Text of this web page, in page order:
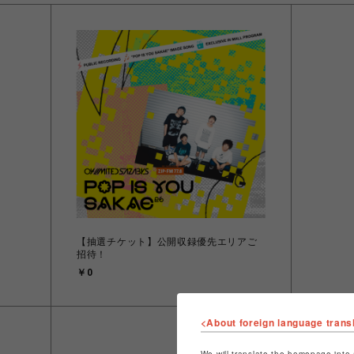
【抽選チケット】公開収録優先エリアご
招待！
￥0
<About foreign language